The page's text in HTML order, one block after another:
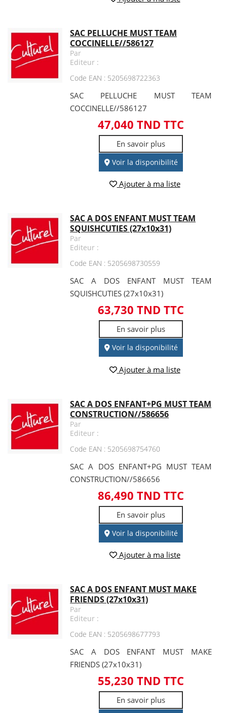
SAC PELLUCHE MUST TEAM
COCCINELLE//586127
Par
Editeur :
Code EAN : 5205698722363
SAC PELLUCHE MUST TEAM
COCCINELLE//586127
47,040 TND TTC
En savoir plus
Voir la disponibilité
Ajouter à ma liste
SAC A DOS ENFANT MUST TEAM
SQUISHCUTIES (27x10x31)
Par
Editeur :
Code EAN : 5205698730559
SAC A DOS ENFANT MUST TEAM
SQUISHCUTIES (27x10x31)
63,730 TND TTC
En savoir plus
Voir la disponibilité
Ajouter à ma liste
SAC A DOS ENFANT+PG MUST TEAM
CONSTRUCTION//586656
Par
Editeur :
Code EAN : 5205698754760
SAC A DOS ENFANT+PG MUST TEAM
CONSTRUCTION//586656
86,490 TND TTC
En savoir plus
Voir la disponibilité
Ajouter à ma liste
SAC A DOS ENFANT MUST MAKE
FRIENDS (27x10x31)
Par
Editeur :
Code EAN : 5205698677793
SAC A DOS ENFANT MUST MAKE
FRIENDS (27x10x31)
55,230 TND TTC
En savoir plus